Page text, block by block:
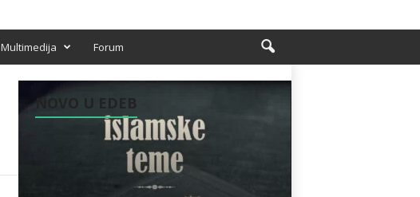
Multimedija Forum
NOVO U EDEB